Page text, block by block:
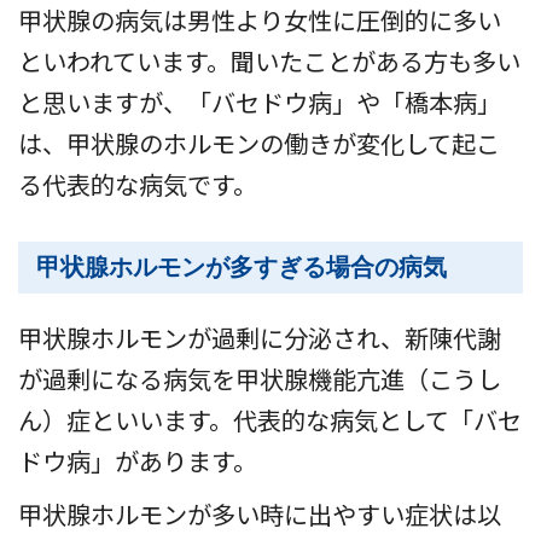
甲状腺の病気は男性より女性に圧倒的に多い
といわれています。聞いたことがある方も多い
と思いますが、「バセドウ病」や「橋本病」
は、甲状腺のホルモンの働きが変化して起こ
る代表的な病気です。
甲状腺ホルモンが多すぎる場合の病気
甲状腺ホルモンが過剰に分泌され、新陳代謝
が過剰になる病気を甲状腺機能亢進（こうし
ん）症といいます。代表的な病気として「バセ
ドウ病」があります。
甲状腺ホルモンが多い時に出やすい症状は以